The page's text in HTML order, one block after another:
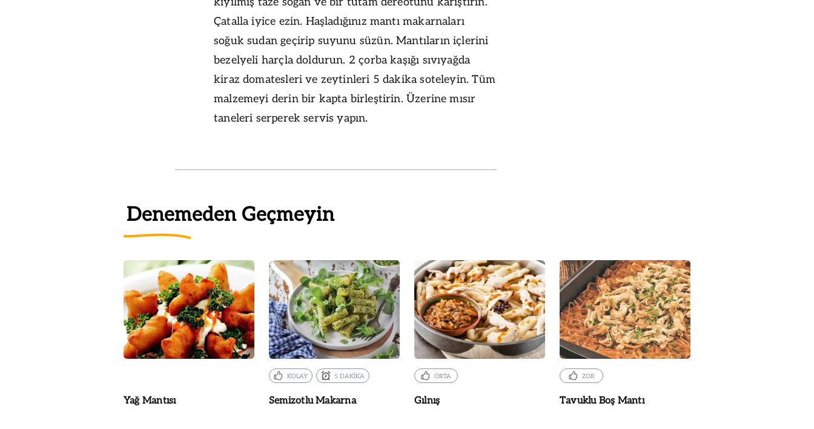
Çatalla iyice ezin. Haşladığınız mantı makarnaları
soğuk sudan geçirip suyunu süzün. Mantıların içlerini
bezelyeli harçla doldurun. 2 çorba kaşığı sıvıyağda
kiraz domatesleri ve zeytinleri 5 dakika soteleyin. Tüm
malzemeyi derin bir kapta birleştirin. Üzerine mısır
taneleri serperek servis yapın.
Denemeden Geçmeyin
Yağ Mantısı
KOLAY 5 DAKİKA
Semizotlu Makarna
ORTA
Gılnış
ZOR
Tavuklu Boş Mantı